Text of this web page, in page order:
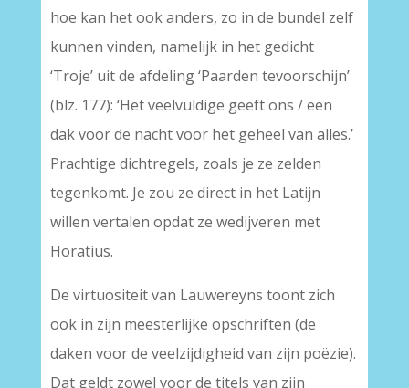
hoe kan het ook anders, zo in de bundel zelf
kunnen vinden, namelijk in het gedicht
‘Troje’ uit de afdeling ‘Paarden tevoorschijn’
(blz. 177): ‘Het veelvuldige geeft ons / een
dak voor de nacht voor het geheel van alles.’
Prachtige dichtregels, zoals je ze zelden
tegenkomt. Je zou ze direct in het Latijn
willen vertalen opdat ze wedijveren met
Horatius.
De virtuositeit van Lauwereyns toont zich
ook in zijn meesterlijke opschriften (de
daken voor de veelzijdigheid van zijn poëzie).
Dat geldt zowel voor de titels van zijn